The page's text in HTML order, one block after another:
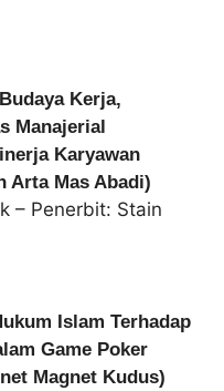
Kerja,
Manajerial
Karyawan
Arta Mas Abadi)
– Penerbit: Stain
Islam Terhadap
Game Poker
Magnet Kudus)